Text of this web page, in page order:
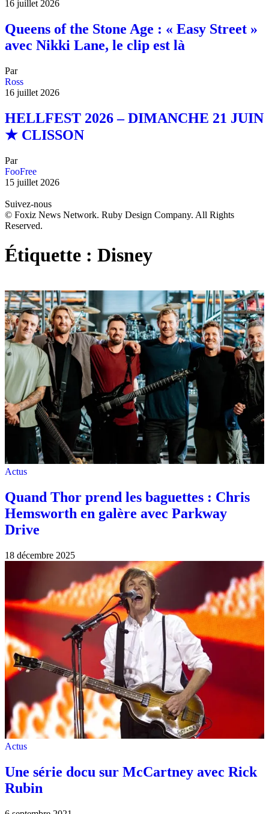
16 juillet 2026
Queens of the Stone Age : « Easy Street »
avec Nikki Lane, le clip est là
Par
Ross
16 juillet 2026
HELLFEST 2026 – DIMANCHE 21 JUIN
★ CLISSON
Par
FooFree
15 juillet 2026
Suivez-nous
© Foxiz News Network. Ruby Design Company. All Rights
Reserved.
Étiquette : Disney
Actus
Quand Thor prend les baguettes : Chris
Hemsworth en galère avec Parkway
Drive
18 décembre 2025
Actus
Une série docu sur McCartney avec Rick
Rubin